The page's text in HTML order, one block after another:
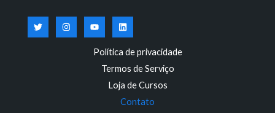
Política de privacidade
Termos de Serviço
Loja de Cursos
Contato